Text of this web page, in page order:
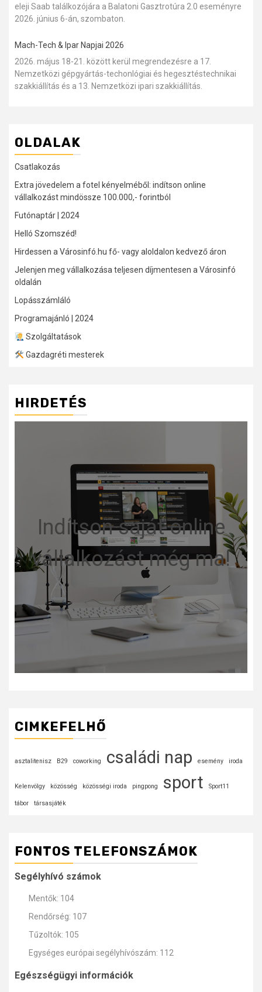
eleji Saab találkozójára a Balatoni Gasztrotúra 2.0 eseményre
2026. június 6-án, szombaton.
Mach-Tech & Ipar Napjai 2026
2026. május 18-21. között kerül megrendezésre a 17.
Nemzetközi gépgyártás-techonlógiai és hegesztéstechnikai
szakkiállítás és a 13. Nemzetközi ipari szakkiállítás.
OLDALAK
Csatlakozás
Extra jövedelem a fotel kényelméből: indítson online
vállalkozást mindössze 100.000,- forintból
Futónaptár | 2024
Helló Szomszéd!
Hirdessen a Városinfó.hu fő- vagy aloldalon kedvező áron
Jelenjen meg vállalkozása teljesen díjmentesen a Városinfó
oldalán
Lopásszámláló
Programajánló | 2024
Szolgáltatások
Gazdagréti mesterek
HIRDETÉS
Indítson saját online
vállalkozást még ma!
CIMKEFELHŐ
asztalitenisz B29 coworking családi nap esemény iroda
Kelenvölgy közösség közösségi iroda pingpong sport Sport11
tábor társasjáték
FONTOS TELEFONSZÁMOK
Segélyhívó számok
Mentők: 104
Rendőrség: 107
Tűzoltók: 105
Egységes európai segélyhívószám: 112
Egészségügyi információk